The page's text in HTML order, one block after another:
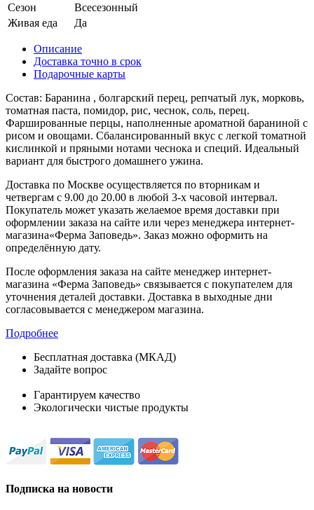
Сезон
Всесезонный
Живая еда
Да
Описание
Доставка точно в срок
Подарочные карты
Состав: Баранина , болгарский перец, репчатый лук, морковь,
томатная паста, помидор, рис, чеснок, соль, перец.
Фаршированные перцы, наполненные ароматной бараниной с
рисом и овощами. Сбалансированный вкус с легкой томатной
кислинкой и пряными нотами чеснока и специй. Идеальный
вариант для быстрого домашнего ужина.
Доставка по Москве осуществляется по вторникам и
четвергам с 9.00 до 20.00 в любой 3-х часовой интервал.
Покупатель может указать желаемое время доставки при
оформлении заказа на сайте или через менеджера интернет-
магазина«Ферма Заповедь». Заказ можно оформить на
определённую дату.
После оформления заказа на сайте менеджер интернет-
магазина «Ферма Заповедь» связывается с покупателем для
уточнения деталей доставки. Доставка в выходные дни
согласовывается с менеджером магазина.
Подробнее
Бесплатная доставка (МКАД)
Задайте вопрос
Гарантируем качество
Экологически чистые продукты
Подписка на новости